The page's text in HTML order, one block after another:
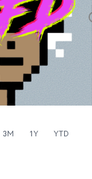
3M 1Y YTD